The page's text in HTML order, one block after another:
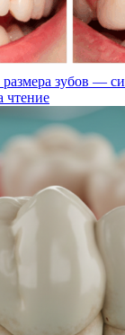
зубов —
чтение